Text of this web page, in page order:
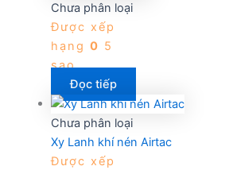
Chưa phân loại
Được xếp
hạng 0 5
sao
Đọc tiếp
Chưa phân loại
Xy Lanh khí nén Airtac
Được xếp